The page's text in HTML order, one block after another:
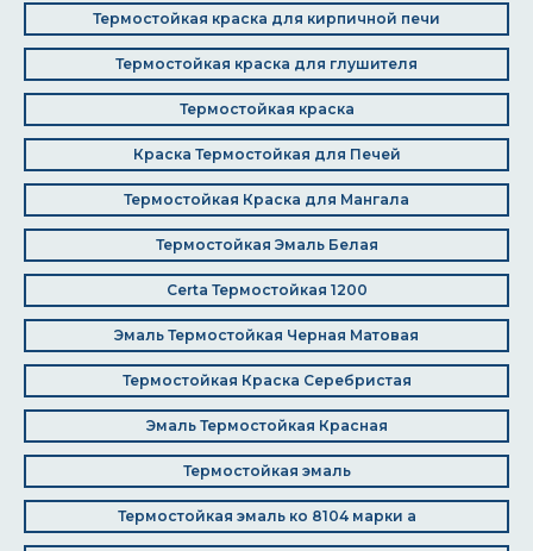
Термостойкая краска для кирпичной печи
Термостойкая краска для глушителя
Термостойкая краска
Краска Термостойкая для Печей
Термостойкая Краска для Мангала
Термостойкая Эмаль Белая
Certa Термостойкая 1200
Эмаль Термостойкая Черная Матовая
Термостойкая Краска Серебристая
Эмаль Термостойкая Красная
Термостойкая эмаль
Термостойкая эмаль ко 8104 марки а